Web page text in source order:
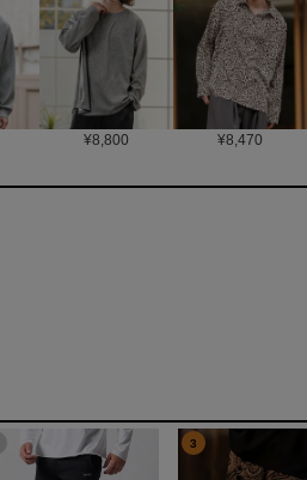
¥8,800 ¥8,470
3